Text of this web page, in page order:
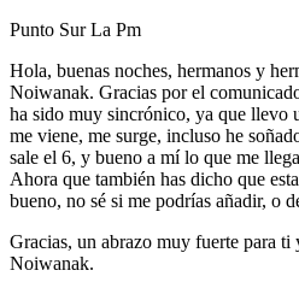
Punto Sur La Pm
Hola, buenas noches, hermanos y
Noiwanak. Gracias por el
ha sido muy sincrónico, ya que llevo
me viene, me surge, incluso he
sale el 6, y bueno a mí lo que me
Ahora que también has dicho que
bueno, no sé si me podrías añadir, o
Gracias, un abrazo muy fuerte para
Noiwanak.